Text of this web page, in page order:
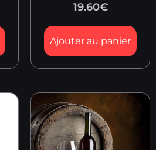
19.60€
Ajouter au panier